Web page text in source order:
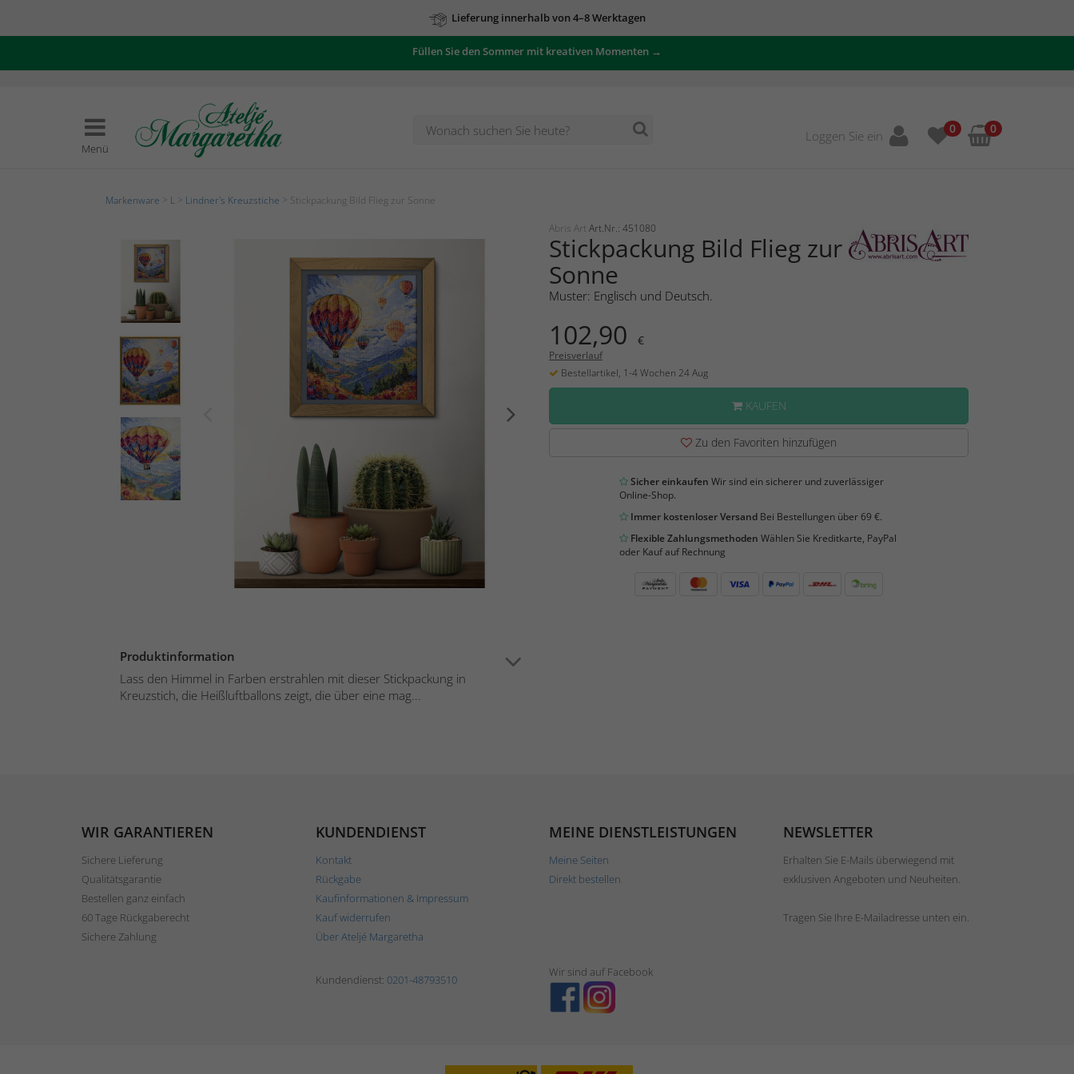
Lieferung innerhalb von 4–8 Werktagen
Zu unseren Angeboten
Füllen Sie den Sommer mit kreativen Momenten →
Menü
Loggen Sie ein 0 0
Markenware L Lindner's Kreuzstiche > Stickpackung Bild Flieg zur Sonne
Produktinformation
Lass den Himmel in Farben erstrahlen mit dieser Stickpackung in
Kreuzstich, die Heißluftballons zeigt, die über eine mag...
Abris Art Art.Nr.: 451080
Stickpackung Bild Flieg zur
Sonne
Muster: Englisch und Deutsch.
102,90 €
Preisverlauf
Bestellartikel, 1-4 Wochen 24 Aug
KAUFEN
Zu den Favoriten hinzufügen
Sicher einkaufen Wir sind ein sicherer und zuverlässiger
Online-Shop.
Immer kostenloser VersandBei Bestellungen über 69 €.
Flexible Zahlungsmethoden Wählen Sie Kreditkarte, PayPal
oder Kauf auf Rechnung
WIR GARANTIEREN
Sichere Lieferung
Qualitätsgarantie
Bestellen ganz einfach
60 Tage Rückgaberecht
Sichere Zahlung
KUNDENDIENST
Kontakt
Rückgabe
Kaufinformationen & Impressum
Kauf widerrufen
Über Ateljé Margaretha
MEINE DIENSTLEISTUNGEN
Meine Seiten
Direkt bestellen
NEWSLETTER
Erhalten Sie E-Mails überwiegend mit
exklusiven Angeboten und Neuheiten.
Tragen Sie Ihre E-Mailadresse unten ein.
Kundendienst: 0201-48793510
Wir sind auf Facebook